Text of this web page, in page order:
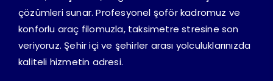
çözümleri sunar. Profesyonel şoför kadromuz ve
konforlu araç filomuzla, taksimetre stresine son
veriyoruz. Şehir içi ve şehirler arası yolculuklarınızda
kaliteli hizmetin adresi.